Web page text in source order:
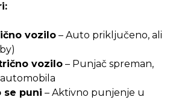
vozilo – Auto priključeno, ali
vozilo – Punjač spreman,
se puni – Aktivno punjenje u